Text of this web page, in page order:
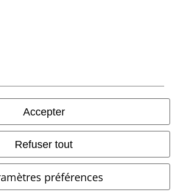
Accepter
Refuser tout
préférences
Cependant, ils ne comprennent pasles frais
BV
EMP